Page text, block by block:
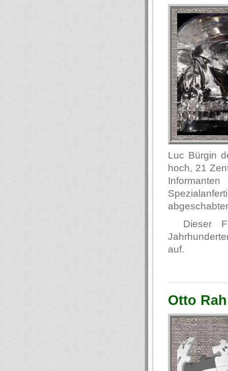
Luc Bürgin
hoch, 21
Dieser
auf.
Otto